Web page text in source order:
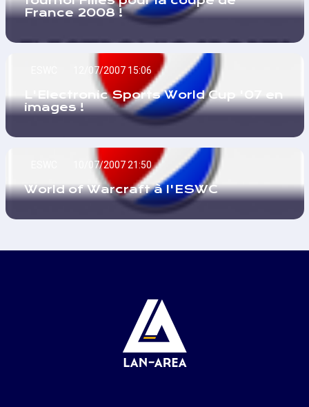
France 2008 !
12/07/2007 15:06
L'Electronic Sports World Cup '07 en
images !
10/07/2007 21:50
World of Warcraft à l'ESWC